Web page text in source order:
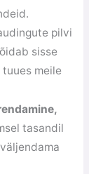
pilvi
sisse
meile
tasandil